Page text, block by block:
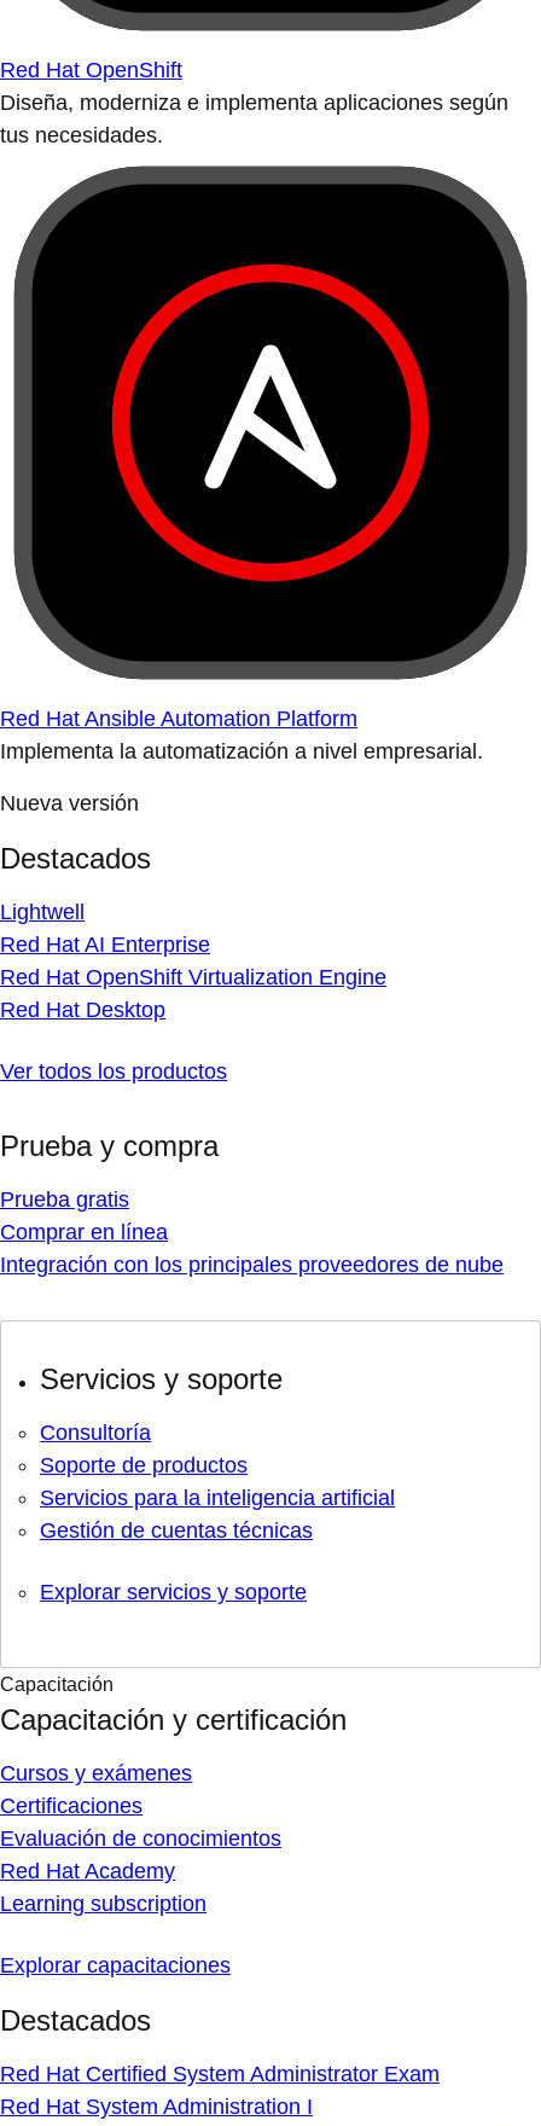
Red Hat OpenShift
Diseña, moderniza e implementa aplicaciones según
tus necesidades.
Red Hat Ansible Automation Platform
Implementa la automatización a nivel empresarial.
Nueva versión
Destacados
Lightwell
Red Hat AI Enterprise
Red Hat OpenShift Virtualization Engine
Red Hat Desktop
Ver todos los productos
Prueba y compra
Prueba gratis
Comprar en línea
Integración con los principales proveedores de nube
Servicios y soporte
Consultoría
Soporte de productos
Servicios para la inteligencia artificial
Gestión de cuentas técnicas
Explorar servicios y soporte
Capacitación
Capacitación y certificación
Cursos y exámenes
Certificaciones
Evaluación de conocimientos
Red Hat Academy
Learning subscription
Explorar capacitaciones
Destacados
Red Hat Certified System Administrator Exam
Red Hat System Administration I